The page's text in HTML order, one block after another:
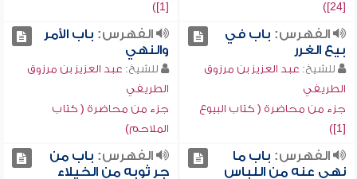
[24])
[1])
الفهرس: باب في
بيع الغرر
للشيخ: عبد العزيز بن مرزوق
الطريفي
جزء من محاضرة ( كتاب البيوع
[1])
الفهرس: باب الأمر
والنهي
للشيخ: عبد العزيز بن مرزوق
الطريفي
جزء من محاضرة ( كتاب
الملاحم)
الفهرس: باب ما
نهي عنه من اللباس
الفهرس: باب من
جر ثوبه من الخيلاء